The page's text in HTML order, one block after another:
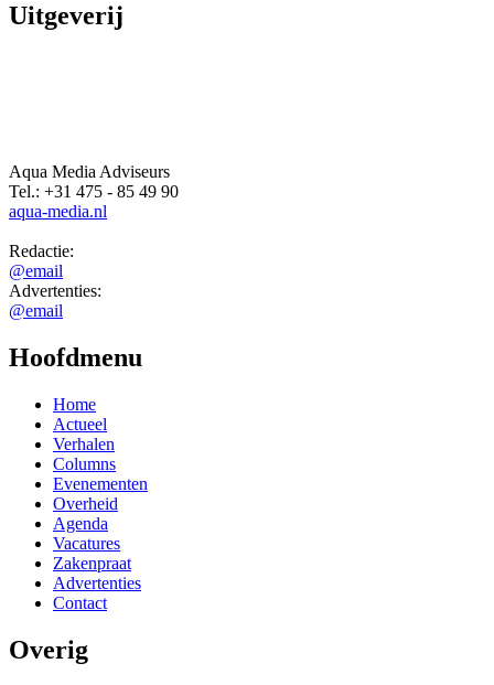
Uitgeverij
Aqua Media Adviseurs
Tel.: +31 475 - 85 49 90
aqua-media.nl
Redactie:
@email
Advertenties:
@email
Hoofdmenu
Home
Actueel
Verhalen
Columns
Evenementen
Overheid
Agenda
Vacatures
Zakenpraat
Advertenties
Contact
Overig